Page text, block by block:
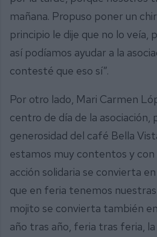
mañana. Propuso poner un
principio le dije que no lo veía,
así podíamos ayudar a la
contesté que eso sí”.
Por otro lado, Mari Carmen
centro de día de la asociación,
generosidad del café Bella
estamos muy contentos y con
acción solidaria se convierta
que en feria tenemos
mojito se convierta también
año tras año, feria tras feria, la